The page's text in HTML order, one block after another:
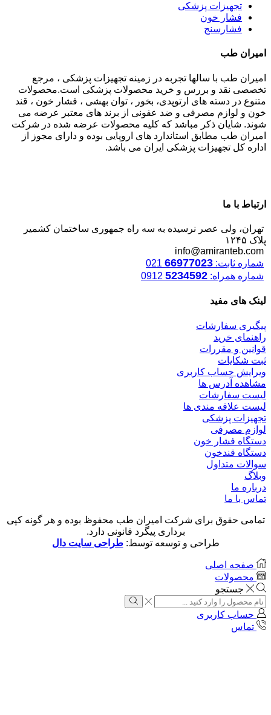
تجهیزات پزشکی
فشار خون
فشارسنج
امیران طب
امیران طب با سالها تجربه در زمینه تجهیزات پزشکی ، مرجع
تخصصی نقد و بررس و خرید محصولات پزشکی است.محصولات
متنوع در دسته های ارتوپدی، بخور ، توان بهشی ، فشار خون ، قند
خون و لوازم مصرفی و ضد عفونی از برند های معتبر عرضه می
شوند. شایان ذکر مباشد که کلیه محصولات عرضه شده در شرکت
امیران طب مطابق استاندارد های اروپایی بوده و دارای مجوز از
اداره کل تجهیزات پزشکی ایران می باشد.
ارتباط با ما
تهران، ولی عصر نرسیده به سه راه جمهوری ساختمان کشمیر
پلاک ۱۲۴۵
info@amiranteb.com
شماره ثابت: 66977023
شماره همراه: 5234592
لینک های مفید
پیگیری سفارشات
راهنمای خرید
قوانین و مقررات
ثبت شکایات
ویرایش حساب کاربری
مشاهده آدرس ها
لیست سفارشات
لیست علاقه مندی ها
تجهیزات پزشکی
لوازم مصرفی
دستگاه فشار خون
دستگاه قندخون
سوالات متداول
وبلاگ
درباره ما
تماس با ما
تمامی حقوق برای شرکت امیران طب محفوظ بوده و هر گونه کپی
برداری پیگرد قانونی دارد.
طراحی و توسعه توسط:طراحی سایت دال
صفحه اصلی
محصولات
جستجو
Search
input
Search
حساب کاربری
تماس